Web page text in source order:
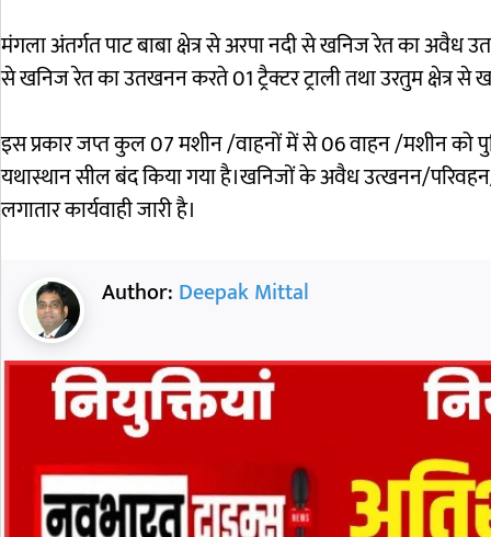
मंगला अंतर्गत पाट बाबा क्षेत्र से अरपा नदी से खनिज रेत का अवैध
से खनिज रेत का उतखनन करते 01 ट्रैक्टर ट्राली तथा उरतुम क्षेत्र
इस प्रकार जप्त कुल 07 मशीन /वाहनों में से 06 वाहन /मशीन को
यथास्थान सील बंद किया गया है।खनिजों के अवैध उत्खनन/
लगातार कार्यवाही जारी है।
Author: Deepak Mittal